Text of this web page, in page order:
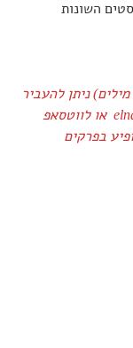
השונות
את הסיפורים של סבתא וסבא שלכם (עד 500 מילים) ניתן להעביר
או לווטסאפ
יופיע בפרקים